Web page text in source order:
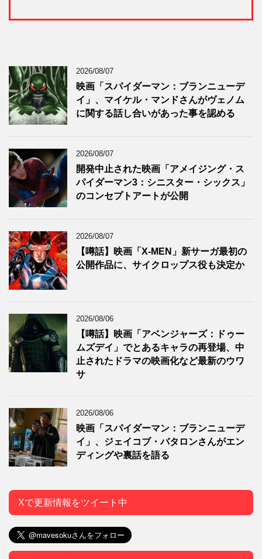
2026/08/07
映画「スパイダーマン：ブランニューデ
イ」、マイケル・マンドさんがヴェノム
に関する話し合いがあった事を認める
2026/08/07
開発中止された映画「アメイジング・ス
パイダーマン3：シニスター・シックス」
のコンセプトアートが公開
2026/08/07
【噂話】映画「X-MEN」新サーガ最初の
公開作品に、サイクロップス役も決定か
2026/08/06
【噂話】映画「アベンジャーズ：ドゥー
ムズデイ」でとあるキャラの再登場、中
止されたドラマの映画化など最新のウワ
サ
2026/08/06
映画「スパイダーマン：ブランニューデ
イ」、ジェイコブ・バタロンさんがエン
ディングや裏話を語る
Xで更新情報をツイート中